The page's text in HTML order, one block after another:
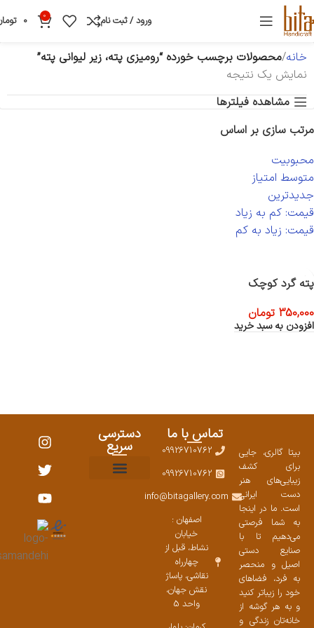
ورود / ثبت نام 0
0
خانه محصولات برچسب خورده “رومیزی پته، زیر لیوانی پته”
نمایش یک نتیجه
مشاهده فیلترها
مرتب سازی بر اساس
محبوبیت
متوسط امتیاز
جدیدترین
قیمت: کم به زیاد
قیمت: زیاد به کم
پته گرد کوچک
350,000 تومان
افزودن به سبد خرید
بیتا گالری، جایی
برای کشف
زیبایی‌های هنر
دست ایرانی
است. ما در اینجا
به شما فرصتی
می‌دهیم تا با
صنایع دستی
اصیل و منحصر
به فرد، فضاهای
خود را زیباتر کنید
و به هر گوشه از
خانه‌تان زندگی و
تماس با ما
09926710762
09926710762
info@bitagallery.com
اصفهان :
خیابان
نشاط، قبل از
چهارراه
نقاشی، پاساژ
نقش جهان،
واحد 5
دسترسی
سریع